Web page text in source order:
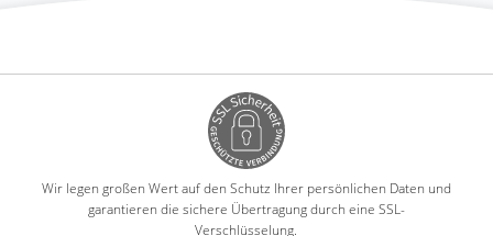
Wir legen großen Wert auf den Schutz Ihrer persönlichen Daten und
garantieren die sichere Übertragung durch eine SSL-
Verschlüsselung.